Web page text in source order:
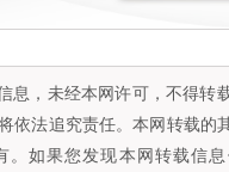
息，未经本网许可，不得
依法追究责任。本网转载的
如果您发现本网转载信